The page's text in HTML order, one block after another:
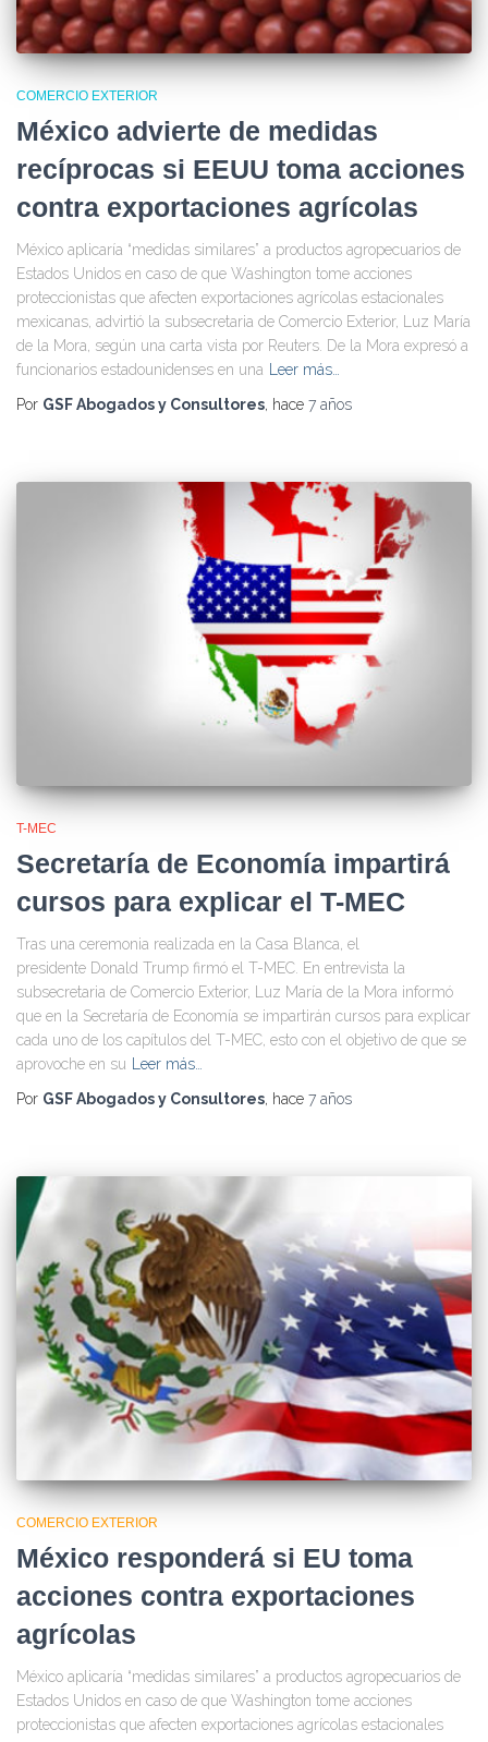
COMERCIO EXTERIOR
México advierte de medidas
recíprocas si EEUU toma acciones
contra exportaciones agrícolas
México aplicaría “medidas similares” a productos agropecuarios de
Estados Unidos en caso de que Washington tome acciones
proteccionistas que afecten exportaciones agrícolas estacionales
mexicanas, advirtió la subsecretaria de Comercio Exterior, Luz María
de la Mora, según una carta vista por Reuters. De la Mora expresó a
funcionarios estadounidenses en una Leer más…
Por GSF Abogados y Consultores, hace 7 años
T-MEC
Secretaría de Economía impartirá
cursos para explicar el T-MEC
Tras una ceremonia realizada en la Casa Blanca, el
presidente Donald Trump firmó el T-MEC. En entrevista la
subsecretaria de Comercio Exterior, Luz María de la Mora informó
que en la Secretaría de Economía se impartirán cursos para explicar
cada uno de los capítulos del T-MEC, esto con el objetivo de que se
aprovoche en su
Leer más…
Por GSF Abogados y Consultores, hace 7 años
COMERCIO EXTERIOR
México responderá si EU toma
acciones contra exportaciones
agrícolas
México aplicaría “medidas similares” a productos agropecuarios de
Estados Unidos en caso de que Washington tome acciones
proteccionistas que afecten exportaciones agrícolas estacionales